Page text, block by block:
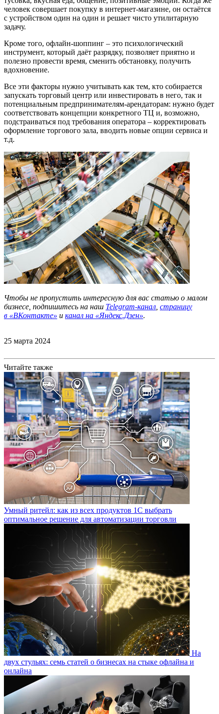
человек совершает покупку в интернет-магазине, он остаётся
с устройством один на один и решает чисто утилитарную
задачу.
Кроме того, офлайн-шоппинг – это психологический
инструмент, который даёт разрядку, позволяет приятно и
полезно провести время, сменить обстановку, получить
вдохновение.
Все эти факторы нужно учитывать как тем, кто собирается
запускать торговый центр или инвестировать в него, так и
потенциальным предпринимателям-арендаторам: нужно будет
соответствовать концепции конкретного ТЦ и, возможно,
подстраиваться под требования оператора – корректировать
оформление торгового зала, вводить новые опции сервиса и
т.д.
Чтобы не пропустить интересную для вас статью о малом
бизнесе, подпишитесь на наш Telegram-канал страницу
в «ВКонтакте» и канал на «Яндекс.Дзен».
25 марта 2024
Читайте также
Умный ритейл: как из всех продуктов 1С выбрать
оптимальное решение для автоматизации торговли
На
двух стульях: семь статей о бизнесах на стыке офлайна и
онлайна